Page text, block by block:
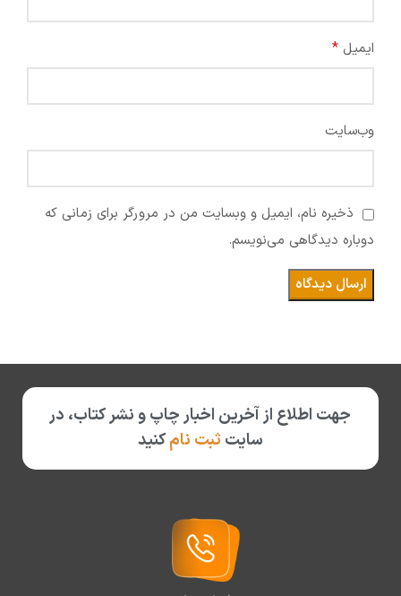
ایمیل *
وب‌سایت
ذخیره نام، ایمیل و وبسایت من در مرورگر برای زمانی که
دوباره دیدگاهی می‌نویسم.
جهت اطلاع از آخرین اخبار چاپ و نشر کتاب، در
سایت ثبت نامکنید